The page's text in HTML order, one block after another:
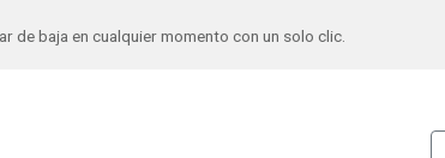
de baja en cualquier momento con un solo clic.